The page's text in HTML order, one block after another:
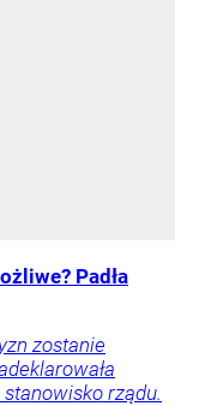
Padła
zostanie
rządu.